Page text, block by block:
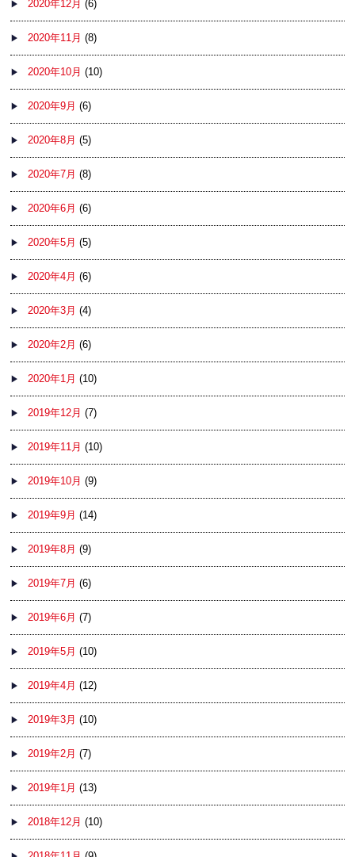
2020年12月 (6)
2020年11月 (8)
2020年10月 (10)
2020年9月 (6)
2020年8月 (5)
2020年7月 (8)
2020年6月 (6)
2020年5月 (5)
2020年4月 (6)
2020年3月 (4)
2020年2月 (6)
2020年1月 (10)
2019年12月 (7)
2019年11月 (10)
2019年10月 (9)
2019年9月 (14)
2019年8月 (9)
2019年7月 (6)
2019年6月 (7)
2019年5月 (10)
2019年4月 (12)
2019年3月 (10)
2019年2月 (7)
2019年1月 (13)
2018年12月 (10)